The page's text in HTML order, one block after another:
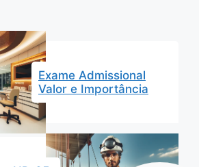
Exame Admissional
Valor e Importância